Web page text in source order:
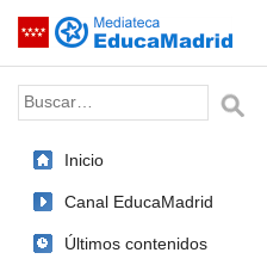
Saltar navegación
Palabra o frase:
Inicio
Canal EducaMadrid
Últimos contenidos